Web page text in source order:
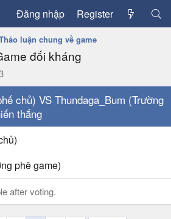
Đăng nhập Register
luận chung về game
đối kháng
chủ) VS Thundaga_Bum (Trường
thắng
phê game)
after voting.